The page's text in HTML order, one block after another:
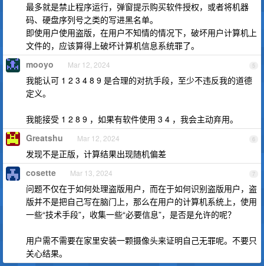
最多就是禁止程序运行，弹窗提示购买软件授权，或者将机器
码、硬盘序列号之类的写进黑名单。
即使用户使用盗版，在用户不知情的情况下，破坏用户计算机上
文件的，应该算得上破坏计算机信息系统罪了。
5
mooyo Mar 12, 2024
我能认可 1 2 3 4 8 9 是合理的对抗手段，至少不违反我的道德
定义。
我能接受 1 2 8 9 ，如果有软件使用 3 4 ，我会主动弃用。
6
Greatshu Mar 12, 2024
发现不是正版，计算结果出现随机偏差
7
cosette Mar 13, 2024
问题不仅在于如何处理盗版用户，而在于如何识别盗版用户，盗
版并不是把自己写在脑门上，那么在用户的计算机系统上，使用
一些“技术手段”，收集一些“必要信息”，是否是允许的呢？
用户需不需要在家里安装一颗摄像头来证明自己无罪呢。不要只
关心结果。